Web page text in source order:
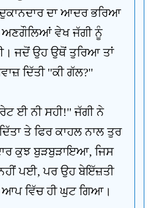
ਦੁਕਾਨਦਾਰ ਦਾ ਆਦਰ ਭਰਿਆ
ਵੇਖ ਜੱਗੀ ਨੂੰ
ਜਦੋਂ ਉਹ ਉਥੋਂ ਤੁਰਿਆ ਤਾਂ
ਦਿੱਤੀ ''ਕੀ ਗੱਲ?''
ਈ ਨੀ ਸਹੀ!'' ਜੱਗੀ ਨੇ
ਤੇ ਫਿਰ ਕਾਹਲ ਨਾਲ ਤੁਰ
ਕੁਝ ਬੁੜਬੁੜਾਇਆ, ਜਿਸ
ਪਈ, ਪਰ ਉਹ ਬੇਇੱਜ਼ਤੀ
ਵਿੱਚ ਹੀ ਘੁਟ ਗਿਆ।